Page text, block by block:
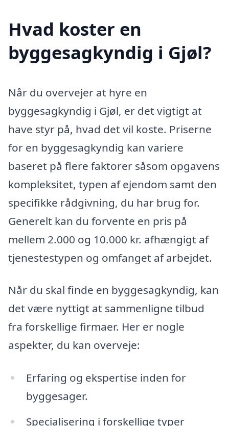
Hvad koster en
byggesagkyndig i Gjøl?
Når du overvejer at hyre en
byggesagkyndig i Gjøl, er det vigtigt at
have styr på, hvad det vil koste. Priserne
for en byggesagkyndig kan variere
baseret på flere faktorer såsom opgavens
kompleksitet, typen af ejendom samt den
specifikke rådgivning, du har brug for.
Generelt kan du forvente en pris på
mellem 2.000 og 10.000 kr. afhængigt af
tjenestestypen og omfanget af arbejdet.
Når du skal finde en byggesagkyndig, kan
det være nyttigt at sammenligne tilbud
fra forskellige firmaer. Her er nogle
aspekter, du kan overveje:
Erfaring og ekspertise inden for
byggesager.
Specialisering i forskellige typer